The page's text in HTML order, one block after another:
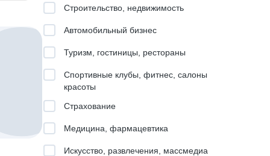
Строительство, недвижимость
Автомобильный бизнес
Туризм, гостиницы, рестораны
Спортивные клубы, фитнес, салоны
красоты
Страхование
Медицина, фармацевтика
Искусство, развлечения, массмедиа